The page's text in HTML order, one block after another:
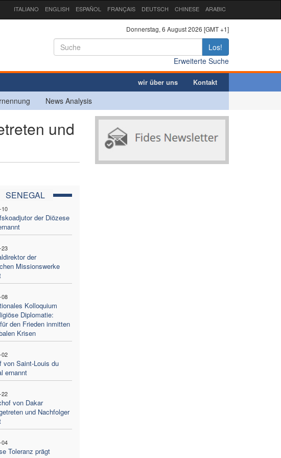
ITALIANO ENGLISH ESPAÑOL FRANÇAIS DEUTSCH CHINESE ARABIC
Donnerstag, 6 August 2026 [GMT +1]
Los!
Erweiterte Suche
wir über uns Kontakt
News Analysis
und
SENEGAL
10
der Diözese
23
der
Missionswerke
08
Kolloquium
Diplomatie:
den Frieden inmitten
Krisen
02
von Saint-Louis du
ernannt
22
von Dakar
und Nachfolger
04
Toleranz prägt